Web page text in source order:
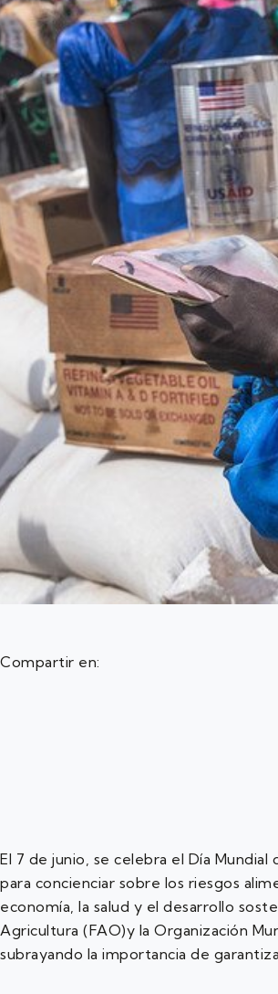
Compartir en:
El 7 de junio, se celebra el Día
para concienciar sobre los riesgos
economía, la salud y el desarrollo
Agricultura (FAO)y la Organización
subrayando la importancia de